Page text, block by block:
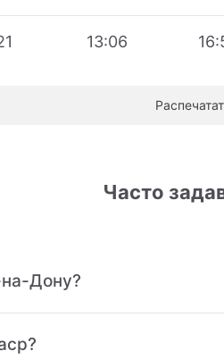
13:06
Часто
Дону?